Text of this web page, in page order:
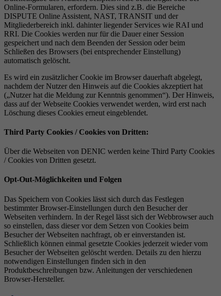
Online-Formularen, erfordern. Dies sind z.B. die Bereiche
DISPUTE Online Assistent, NAST, TRANSIT und der
Mitgliederbereich inkl. dahinter liegender Services wie RAI und
RRI. Die Cookies werden nur für die Dauer einer Session
gespeichert und nach dem Beenden der Session oder beim
Schließen des Browsers (bei entsprechender Einstellung)
automatisch gelöscht.
Es wird ein zusätzlicher Cookie im Browser dauerhaft abgelegt,
nachdem der Nutzer den Hinweis auf die Cookies akzeptiert hat
(„Nutzer hat die Meldung zur Kenntnis genommen“). Der Hinweis,
dass auf der Webseite Cookies verwendet werden, wird erst nach
Löschung dieses Cookies erneut eingeblendet.
Third Party Cookies / Cookies von Dritten:
Über die Webseiten von DENIC werden keine Third Party Cookies
/ Cookies von Dritten gesetzt.
Opt-Out-Möglichkeiten und Folgen
Das Speichern von Cookies lässt sich durch das Festlegen
bestimmter Browser-Einstellungen durch den Besucher der
Webseiten verhindern. In der Regel lässt sich der Webbrowser auch
so einstellen, dass dieser vor dem Setzen von Cookies beim
Besucher der Webseiten nachfragt, ob er einverstanden ist.
Schließlich können einmal gesetzte Cookies jederzeit wieder vom
Besucher der Webseiten gelöscht werden. Details zu den hierzu
notwendigen Einstellungen finden sich in den
Produktbeschreibungen bzw. Anleitungen der verschiedenen
Browser-Hersteller.